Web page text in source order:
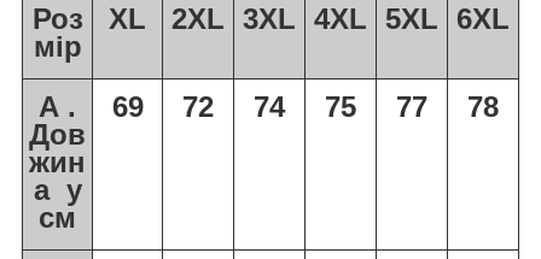
Роз
мір
XL 2XL 3XL 4XL 5XL 6XL
А .
Дов
жин
а у
см
69 72 74 75 77 78